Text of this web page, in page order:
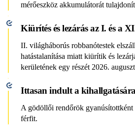
mérőeszköz akkumulátorát
Kiürítés és lezárás az I. és a
II. világháborús robbanótestek
hatástalanítása miatt kiürítik és
kerületének egy részét 2026.
Ittasan indult a kihallgatására
A gödöllői rendőrök gyanúsítottként
férfit.